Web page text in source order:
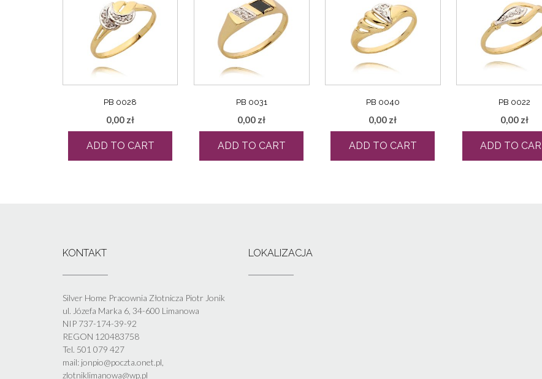
PB 0028
0,00 zł
ADD TO CART
PB 0031
0,00 zł
ADD TO CART
PB 0040
0,00 zł
ADD TO CART
PB 0022
0,00 zł
ADD TO
KONTAKT
Silver Home Pracownia Złotnicza Piotr Jonik
ul. Józefa Marka 6, 34-600 Limanowa
NIP 737-174-39-92
REGON 120483758
Tel. 501 079 427
mail: jonpio@poczta.onet.pl,
zlotniklimanowa@wp.pl
LOKALIZACJA